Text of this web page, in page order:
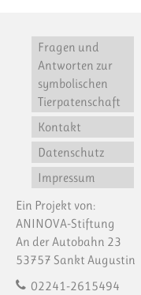
Fragen und
Antworten zur
symbolischen
Tierpatenschaft
Kontakt
Datenschutz
Impressum
Ein Projekt von:
ANINOVA-Stiftung
An der Autobahn 23
53757 Sankt Augustin
02241-2615494